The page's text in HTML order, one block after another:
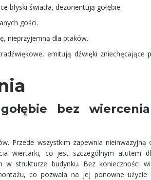
błyski światła, dezorientują gołębie.
gości.
nieprzyjemną dla ptaków.
emitują dźwięki zniechęcające
bez
Przede wszystkim zapewnia nieinwazyjną
wiertarki, co jest szczególnym atutem
strukturze budynku. Bez konieczności
co pozwala na jej ponowne użycie